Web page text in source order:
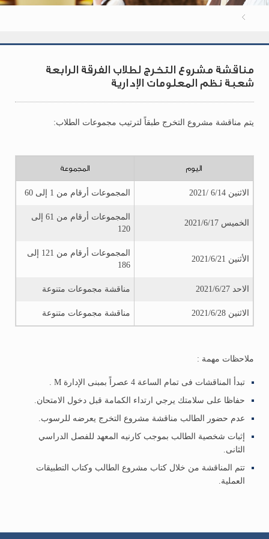
مناقشة مشروع التخرج لطلاب الفرقة الرابعة
شعبة نظم المعلومات الإدارية
يتم مناقشة مشروع التخرج طبقاً لترتيب مجموعات الطلاب:
اليوم المجموعة
الاثنين 6/14 /2021 المجموعات أرقام من 1 إلى 60
الخميس 2021/6/17
المجموعات أرقام من 61 إلى
120
الأثنين 2021/6/21
المجموعات أرقام من 121 إلى
186
الاحد 2021/6/27 مناقشة مجموعات متنوعة
الاثنين 2021/6/28 مناقشة مجموعات متنوعة
ملاحظات مهمة :
تبدأ المناقشات فى تمام الساعة 4 عصراً بمبنى الإدارة M .
حفاظا على سلامتك يرجي ارتداء الكمامة قبل دخول الامتحان.
عدم حضور الطالب مناقشة مشروع التخرج يعرضه للرسوب.
إثبات شخصية الطالب بموجب كارنيه المعهد للفصل الدراسي
الثانى.
تتم المناقشة من خلال كتاب مشروع الطالب وكتاب التطبيقات
العملية.